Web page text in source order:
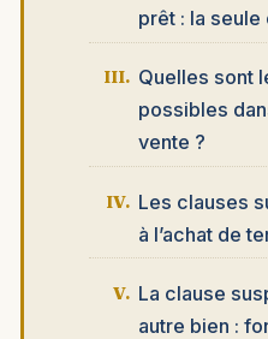
prêt : la
Quelles sont
possibles
vente ?
Les clauses
à l’achat de
La clause
autre bien :